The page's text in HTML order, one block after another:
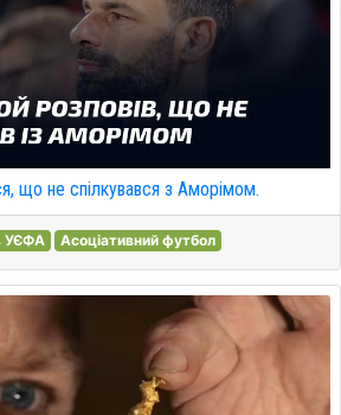
що не спілкувався з Аморімом.
УЄФА Асоціативний футбол